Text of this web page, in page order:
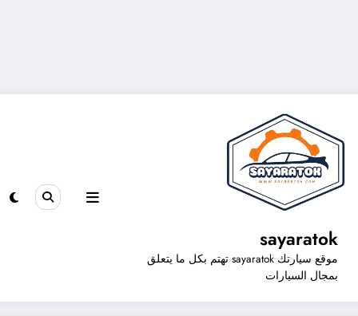
sayaratok
موقع سيارتك sayaratok تهتم بكل ما يتعلق
بمجال السيارات